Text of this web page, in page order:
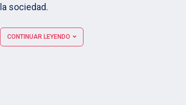
la sociedad.
CONTINUAR LEYENDO